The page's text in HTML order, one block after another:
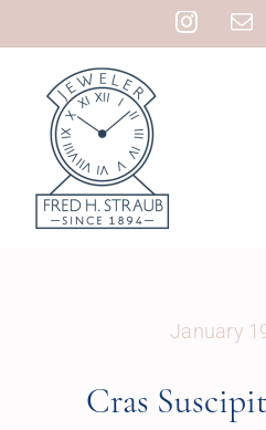
January
Cras